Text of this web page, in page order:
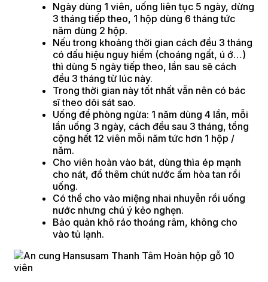
Ngày dùng 1 viên, uống liên tục 5 ngày, dừng
3 tháng tiếp theo, 1 hộp dùng 6 tháng tức
năm dùng 2 hộp.
Nếu trong khoảng thời gian cách đều 3 tháng
có dấu hiệu nguy hiểm (choáng ngất, ú ớ…)
thì dùng 5 ngày tiếp theo, lần sau sẽ cách
đều 3 tháng từ lúc này.
Trong thời gian này tốt nhất vẫn nên có bác
sĩ theo dõi sát sao.
Uống để phòng ngừa: 1 năm dùng 4 lần, mỗi
lần uống 3 ngày, cách đều sau 3 tháng, tổng
cộng hết 12 viên mỗi năm tức hơn 1 hộp /
năm.
Cho viên hoàn vào bát, dùng thìa ép mạnh
cho nát, đổ thêm chút nước ấm hòa tan rồi
uống.
Có thể cho vào miệng nhai nhuyễn rồi uống
nước nhưng chú ý kẻo nghẹn.
Bảo quản khô ráo thoáng râm, không cho
vào tủ lạnh.